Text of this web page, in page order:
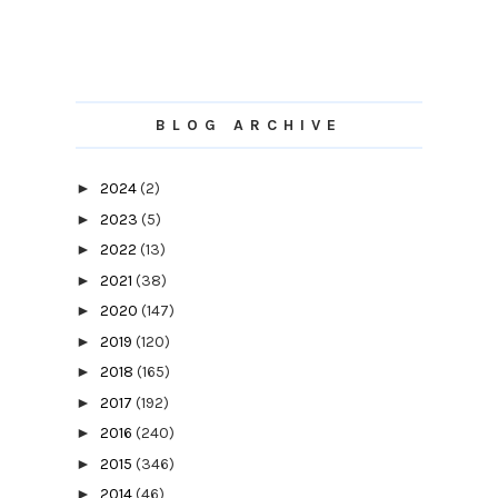
BLOG ARCHIVE
► 2024(2)
► 2023 (5)
► 2022 (13)
► 2021 (38)
► 2020 (147)
► 2019 (120)
► 2018 (165)
► 2017 (192)
► 2016 (240)
► 2015 (346)
► 2014(46)